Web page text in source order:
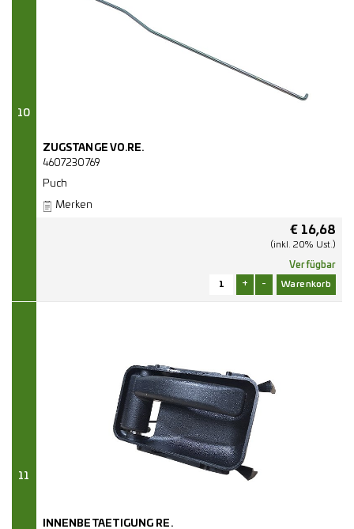
10
ZUGSTANGE VO.RE.
4607230769
Puch
Merken
€ 16,68
(inkl. 20% Ust.)
Verfügbar
+ -
11
INNENBETAETIGUNG RE.